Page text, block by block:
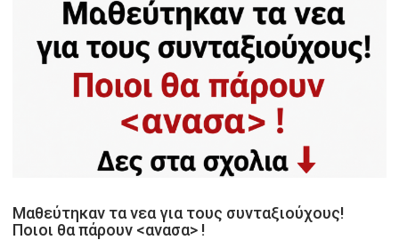
Μαθεύτηκαν τα νεα για τους συνταξιούχους!
Ποιοι θα πάρουν <ανασα> !